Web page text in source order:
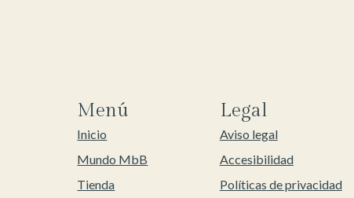
Menú
Inicio
Mundo MbB
Tienda
Legal
Aviso legal
Accesibilidad
Políticas de privacidad